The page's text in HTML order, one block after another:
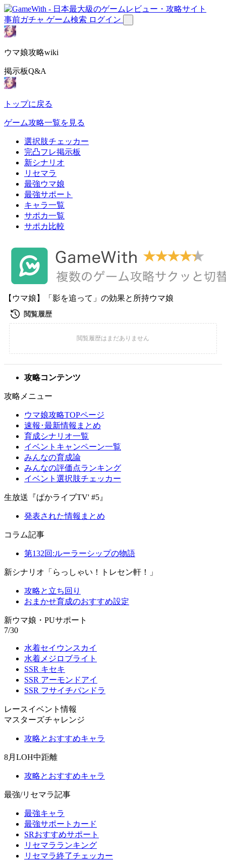
事前ガチャ ゲーム検索 ログイン
ウマ娘攻略wiki
掲示板Q&A
トップに戻る
ゲーム攻略一覧を見る
選択肢チェッカー
完凸フレ掲示板
新シナリオ
リセマラ
最強ウマ娘
最強サポート
キャラ一覧
サポカ一覧
サポカ比較
【ウマ娘】「影を追って」の効果と所持ウマ娘
攻略コンテンツ
攻略メニュー
ウマ娘攻略TOPページ
速報･最新情報まとめ
育成シナリオ一覧
イベントキャンペーン一覧
みんなの育成論
みんなの評価点ランキング
イベント選択肢チェッカー
生放送『ぱかライブTV' #5』
発表された情報まとめ
コラム記事
第132回:ルーラーシップの物語
新シナリオ「らっしゃい！トレセン軒！」
攻略と立ち回り
おまかせ育成のおすすめ設定
新ウマ娘・PUサポート
7/30
水着セイウンスカイ
水着メジロブライト
SSR キセキ
SSR アーモンドアイ
SSR フサイチパンドラ
レースイベント情報
マスターズチャレンジ
攻略とおすすめキャラ
8月LOH中距離
攻略とおすすめキャラ
最強/リセマラ記事
最強キャラ
最強サポートカード
SRおすすめサポート
リセマラランキング
リセマラ終了チェッカー